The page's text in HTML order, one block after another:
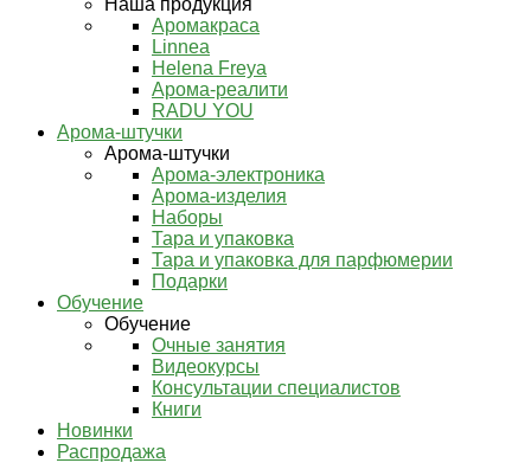
Наша продукция
Аромакраса
Linnea
Helena Freya
Арома-реалити
RADU YOU
Арома-штучки
Арома-штучки
Арома-электроника
Арома-изделия
Наборы
Тара и упаковка
Тара и упаковка для парфюмерии
Подарки
Обучение
Обучение
Очные занятия
Видеокурсы
Консультации специалистов
Книги
Новинки
Распродажа